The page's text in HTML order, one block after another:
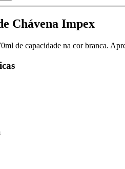
Chávena Impex
de capacidade na cor branca.